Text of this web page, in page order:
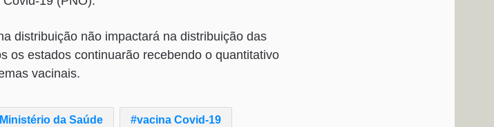
distribuição não impactará na distribuição das
os estados continuarão recebendo o quantitativo
vacinais.
Ministério da Saúde vacina Covid-19